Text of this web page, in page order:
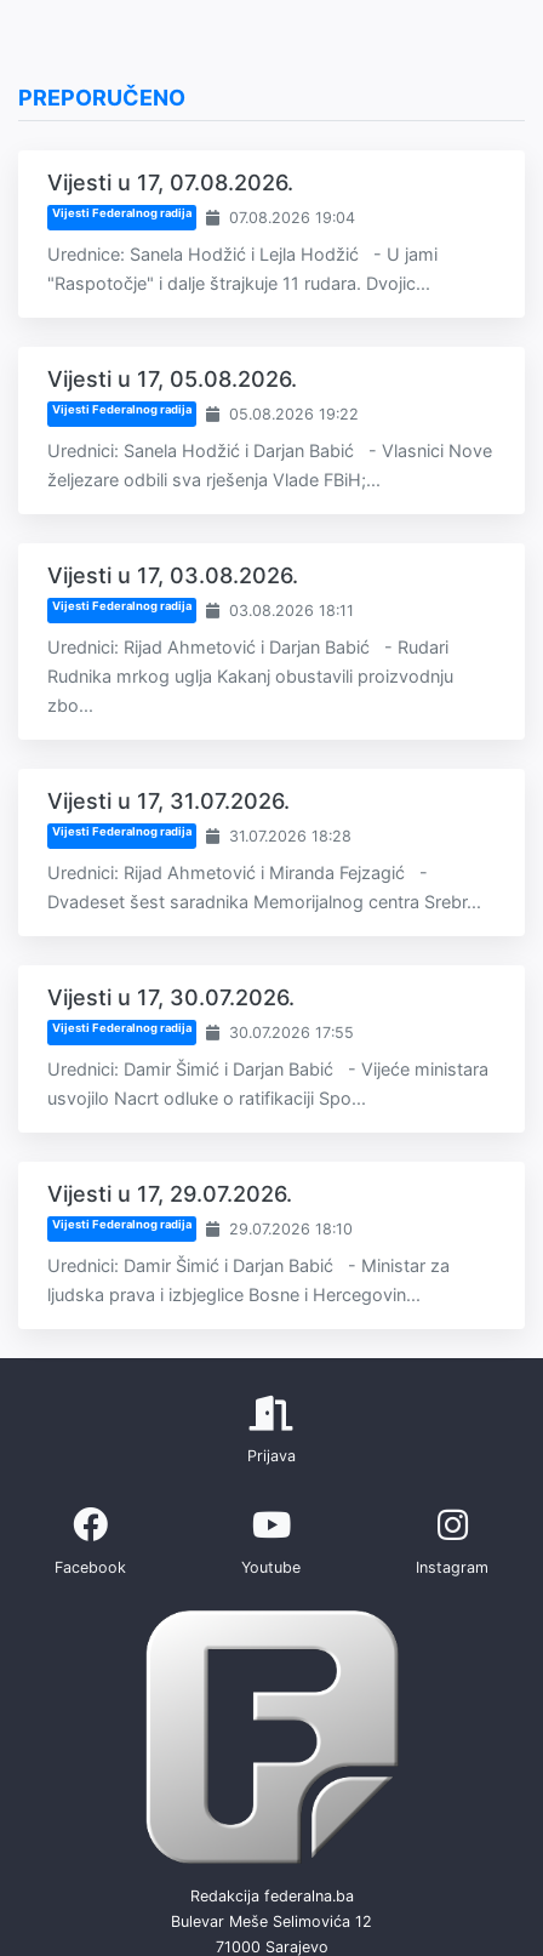
PREPORUČENO
Vijesti u 17, 07.08.2026.
Vijesti Federalnog radija 07.08.2026 19:04
Urednice: Sanela Hodžić i Lejla Hodžić - U jami
"Raspotočje" i dalje štrajkuje 11 rudara. Dvojic...
Vijesti u 17, 05.08.2026.
Vijesti Federalnog radija 05.08.2026 19:22
Urednici: Sanela Hodžić i Darjan Babić - Vlasnici Nove
željezare odbili sva rješenja Vlade FBiH;...
Vijesti u 17, 03.08.2026.
Vijesti Federalnog radija 03.08.2026 18:11
Urednici: Rijad Ahmetović i Darjan Babić - Rudari
Rudnika mrkog uglja Kakanj obustavili proizvodnju
zbo...
Vijesti u 17, 31.07.2026.
Vijesti Federalnog radija 31.07.2026 18:28
Urednici: Rijad Ahmetović i Miranda Fejzagić -
Dvadeset šest saradnika Memorijalnog centra Srebr...
Vijesti u 17, 30.07.2026.
Vijesti Federalnog radija 30.07.2026 17:55
Urednici: Damir Šimić i Darjan Babić - Vijeće ministara
usvojilo Nacrt odluke o ratifikaciji Spo...
Vijesti u 17, 29.07.2026.
Vijesti Federalnog radija 29.07.2026 18:10
Urednici: Damir Šimić i Darjan Babić - Ministar za
ljudska prava i izbjeglice Bosne i Hercegovin...
Prijava
Facebook Youtube Instagram
Redakcija federalna.ba
Bulevar Meše Selimovića 12
71000 Sarajevo